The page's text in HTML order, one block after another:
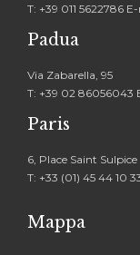
T: +39 011 5622786
Padua
Via Zabarella, 95
T: +39 02 86056043
Paris
6, Place Saint Sulpice
T: +33 (01) 45 44 10
Mappa